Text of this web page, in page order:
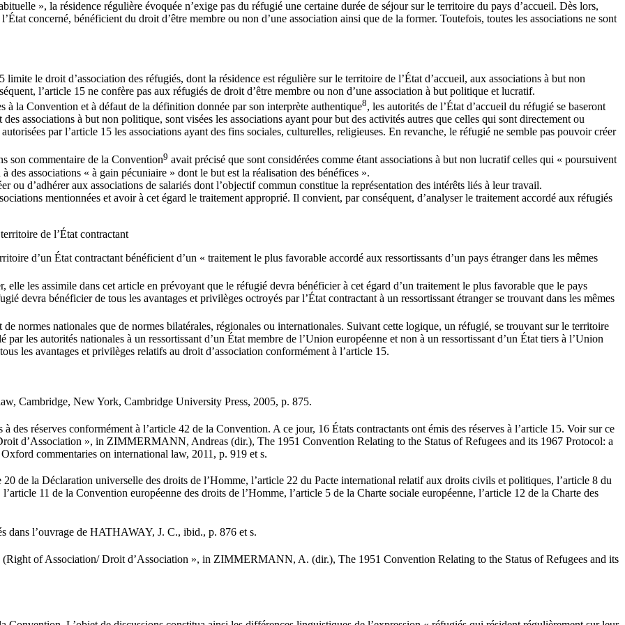
», la résidence régulière évoquée n’exige pas du réfugié une certaine durée de séjour sur le territoire du pays d’accueil. Dès lors,
concerné, bénéficient du droit d’être membre ou non d’une association ainsi que de la former. Toutefois, toutes les associations ne sont
le droit d’association des réfugiés, dont la résidence est régulière sur le territoire de l’État d’accueil, aux associations à but non
l’article 15 ne confère pas aux réfugiés de droit d’être membre ou non d’une association à but politique et lucratif.
la Convention et à défaut de la définition donnée par son interprète authentique8, les autorités de l’État d’accueil du réfugié se baseront
associations à but non politique, sont visées les associations ayant pour but des activités autres que celles qui sont directement ou
par l’article 15 les associations ayant des fins sociales, culturelles, religieuses. En revanche, le réfugié ne semble pas pouvoir créer
son commentaire de la Convention9 avait précisé que sont considérées comme étant associations à but non lucratif celles qui « poursuivent
associations « à gain pécuniaire » dont le but est la réalisation des bénéfices ».
ou d’adhérer aux associations de salariés dont l’objectif commun constitue la représentation des intérêts liés à leur travail.
mentionnées et avoir à cet égard le traitement approprié. Il convient, par conséquent, d’analyser le traitement accordé aux réfugiés
de l’État contractant
d’un État contractant bénéficient d’un « traitement le plus favorable accordé aux ressortissants d’un pays étranger dans les mêmes
les assimile dans cet article en prévoyant que le réfugié devra bénéficier à cet égard d’un traitement le plus favorable que le pays
devra bénéficier de tous les avantages et privilèges octroyés par l’État contractant à un ressortissant étranger se trouvant dans les mêmes
normes nationales que de normes bilatérales, régionales ou internationales. Suivant cette logique, un réfugié, se trouvant sur le territoire
les autorités nationales à un ressortissant d’un État membre de l’Union européenne et non à un ressortissant d’un État tiers à l’Union
les avantages et privilèges relatifs au droit d’association conformément à l’article 15.
Cambridge, New York, Cambridge University Press, 2005, p. 875.
des réserves conformément à l’article 42 de la Convention. A ce jour, 16 États contractants ont émis des réserves à l’article 15. Voir sur ce
d’Association », in ZIMMERMANN, Andreas (dir.), The 1951 Convention Relating to the Status of Refugees and its 1967 Protocol: a
commentaries on international law, 2011, p. 919 et s.
de la Déclaration universelle des droits de l’Homme, l’article 22 du Pacte international relatif aux droits civils et politiques, l’article 8 du
11 de la Convention européenne des droits de l’Homme, l’article 5 de la Charte sociale européenne, l’article 12 de la Charte des
dans l’ouvrage de HATHAWAY, J. C., ibid., p. 876 et s.
of Association/ Droit d’Association », in ZIMMERMANN, A. (dir.), The 1951 Convention Relating to the Status of Refugees and its